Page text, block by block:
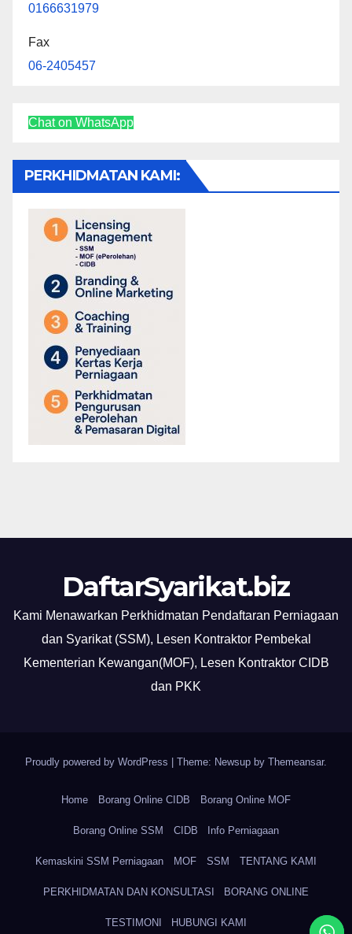
0166631979
Fax
06-2405457
Chat on WhatsApp
PERKHIDMATAN KAMI:
DaftarSyarikat.biz
Kami Menawarkan Perkhidmatan Pendaftaran Perniagaan
dan Syarikat (SSM), Lesen Kontraktor Pembekal
Kementerian Kewangan(MOF), Lesen Kontraktor CIDB
dan PKK
Proudly powered by WordPress Theme: Newsup by Themeansar.
Home Borang Online CIDB Borang Online MOF
Borang Online SSM CIDB Info Perniagaan
Kemaskini SSM Perniagaan MOF SSM TENTANG KAMI
PERKHIDMATAN DAN KONSULTASI BORANG ONLINE
TESTIMONI HUBUNGI KAMI